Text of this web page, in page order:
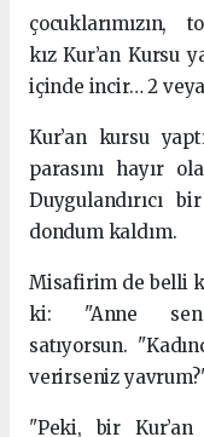
çocuklarımızın,
kız Kur’an Kursu
içinde incir… 2
Kur’an kursu
parasını hayır
Duygulandırıcı
dondum kaldım.
Misafirim de belli
ki: "Anne
satıyorsun.
verirseniz
"Peki, bir Kur’an